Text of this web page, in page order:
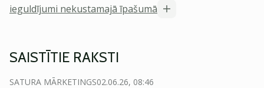
ieguldījumi nekustamajā īpašumā
SAISTĪTIE RAKSTI
SATURA MĀRKETINGS02.06.26, 08:46